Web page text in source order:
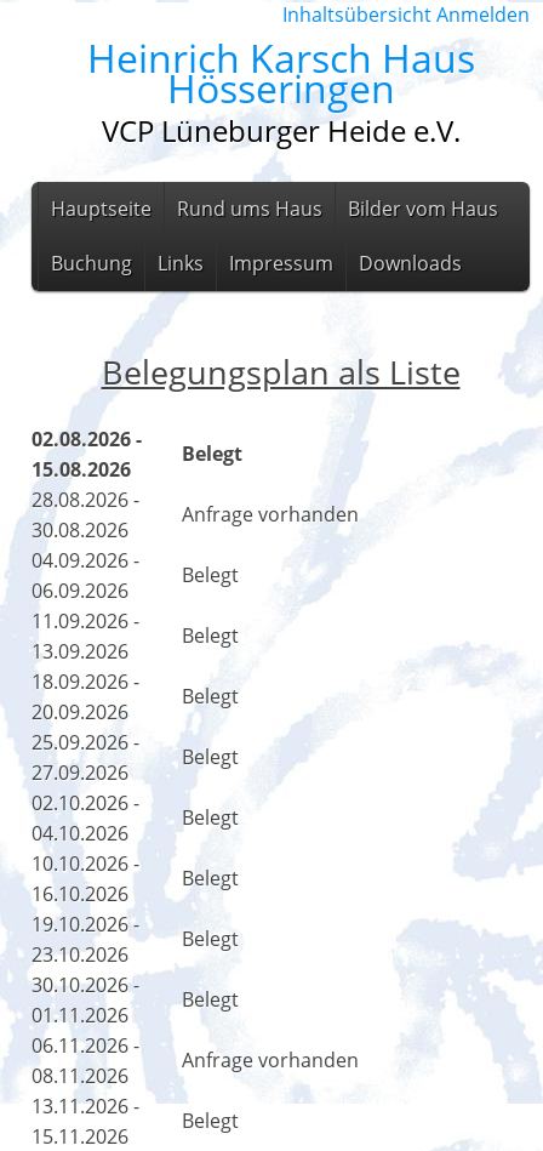
InhaltsübersichtAnmelden
Heinrich Karsch Haus
Hösseringen
VCP Lüneburger Heide e.V.
Hauptseite Rund ums Haus Bilder vom Haus
Buchung Links Impressum Downloads
Belegungsplan als Liste
02.08.2026 -
15.08.2026
Belegt
28.08.2026 -
30.08.2026
Anfrage vorhanden
04.09.2026 -
06.09.2026
Belegt
11.09.2026 -
13.09.2026
Belegt
18.09.2026 -
20.09.2026
Belegt
25.09.2026 -
27.09.2026
Belegt
02.10.2026 -
04.10.2026
Belegt
10.10.2026 -
16.10.2026
Belegt
19.10.2026 -
23.10.2026
Belegt
30.10.2026 -
01.11.2026
Belegt
06.11.2026 -
08.11.2026
Anfrage vorhanden
13.11.2026 -
15.11.2026
Belegt